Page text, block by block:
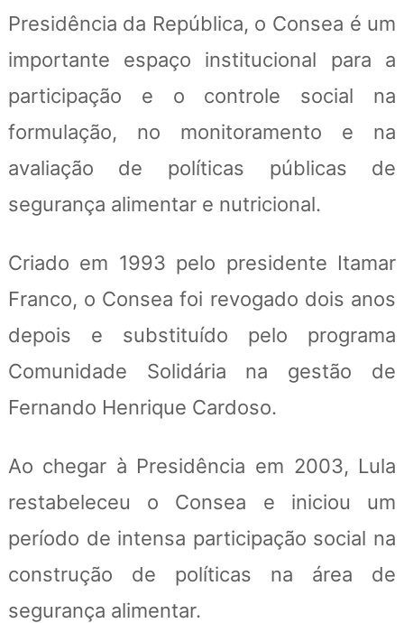
Presidência da República, o Consea é um
importante espaço institucional para a
participação e o controle social na
formulação, no monitoramento e na
avaliação de políticas públicas de
segurança alimentar e nutricional.
Criado em 1993 pelo presidente Itamar
Franco, o Consea foi revogado dois anos
depois e substituído pelo programa
Comunidade Solidária na gestão de
Fernando Henrique Cardoso.
Ao chegar à Presidência em 2003, Lula
restabeleceu o Consea e iniciou um
período de intensa participação social na
construção de políticas na área de
segurança alimentar.